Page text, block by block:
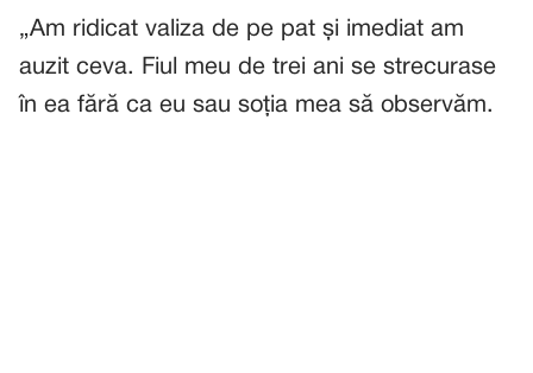
„Am ridicat valiza de pe pat și imediat am
auzit ceva. Fiul meu de trei ani se strecurase
în ea fără ca eu sau soția mea să observăm.